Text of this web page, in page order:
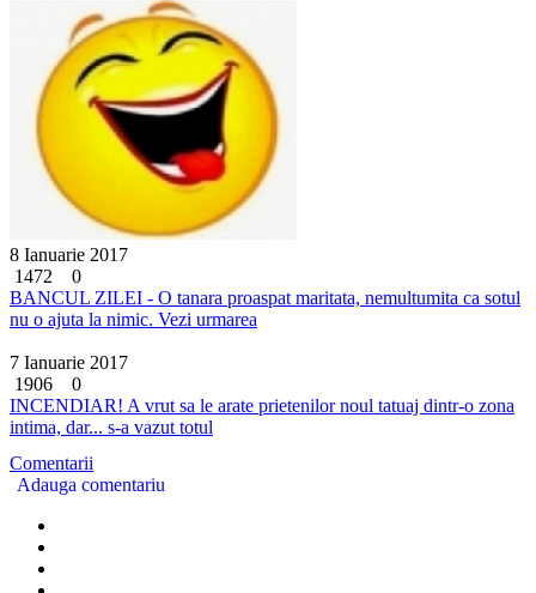
8 Ianuarie 2017
1472
0
BANCUL ZILEI - O tanara proaspat maritata, nemultumita ca sotul
nu o ajuta la nimic. Vezi urmarea
7 Ianuarie 2017
1906
0
INCENDIAR! A vrut sa le arate prietenilor noul tatuaj dintr-o zona
intima, dar... s-a vazut totul
Comentarii
Adauga comentariu